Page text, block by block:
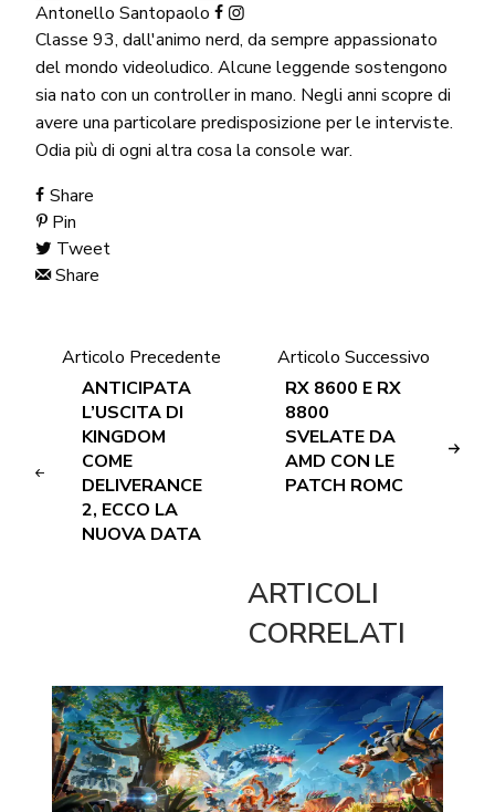
Antonello Santopaolo
Classe 93, dall'animo nerd, da sempre appassionato
del mondo videoludico. Alcune leggende sostengono
sia nato con un controller in mano. Negli anni scopre di
avere una particolare predisposizione per le interviste.
Odia più di ogni altra cosa la console war.
Share
Pin
Tweet
Share
Articolo Precedente
ANTICIPATA
L’USCITA DI
KINGDOM
COME
DELIVERANCE
2, ECCO LA
NUOVA DATA
Articolo Successivo
RX 8600 E RX
8800
SVELATE DA
AMD CON LE
PATCH ROMC
ARTICOLI
CORRELATI